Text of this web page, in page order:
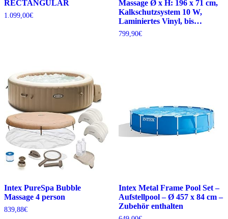
RECTANGULAR
1.099,00€
Massage Ø x H: 196 x 71 cm,
Kalkschutzsystem 10 W,
Laminiertes Vinyl, bis…
799,90€
Intex PureSpa Bubble
Massage 4 person
839,88€
Intex Metal Frame Pool Set –
Aufstellpool – Ø 457 x 84 cm –
Zubehör enthalten